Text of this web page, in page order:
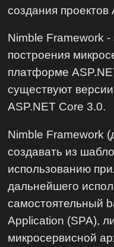
создания проектов
Nimble Framework
построения
платформе
существуют
ASP.NET Core 3.0.
Nimble Framework
создавать из
использованию
дальнейшего
самостоятельный
Application (SPA),
микросервисной